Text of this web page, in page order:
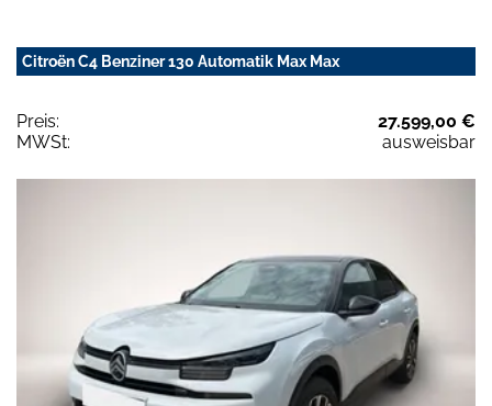
Citroën C4 Benziner 130 Automatik Max Max
Preis:
27.599,00 €
MWSt:
ausweisbar